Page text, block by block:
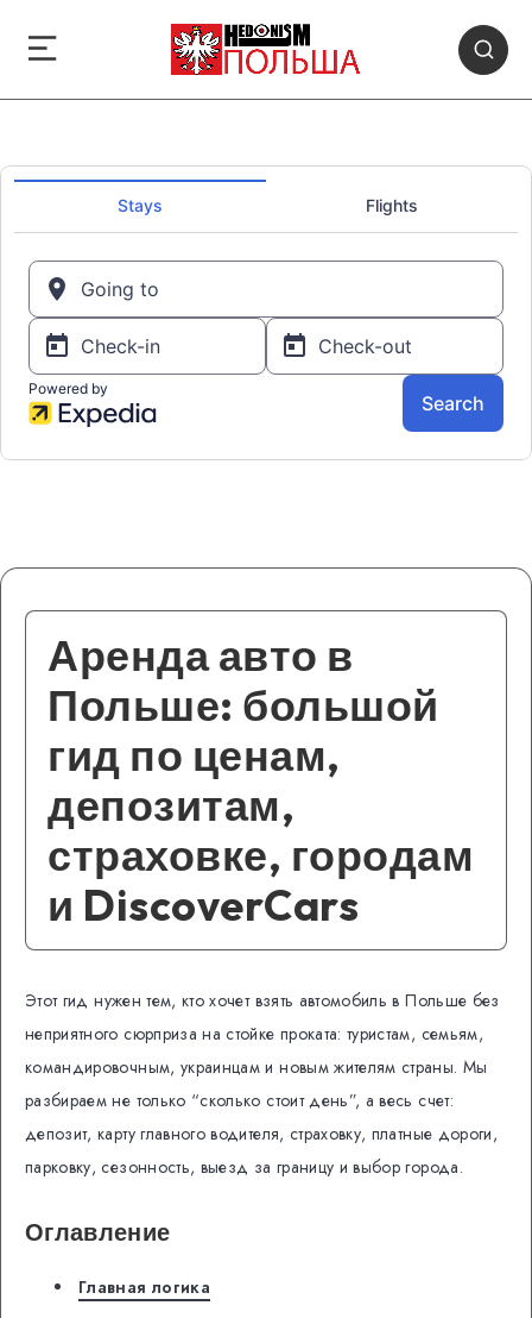
Аренда авто в
Польше: большой
гид по ценам,
депозитам,
страховке, городам
и DiscoverCars
Этот гид нужен тем, кто хочет взять автомобиль в Польше без
неприятного сюрприза на стойке проката: туристам, семьям,
командировочным, украинцам и новым жителям страны. Мы
разбираем не только “сколько стоит день”, а весь счет:
депозит, карту главного водителя, страховку, платные дороги,
парковку, сезонность, выезд за границу и выбор города.
Оглавление
Главная логика